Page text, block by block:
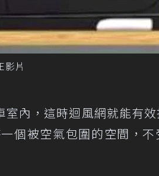
片
內，這時迴風網就能有
個被空氣包圍的空間，不